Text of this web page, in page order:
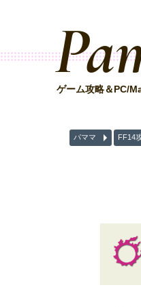
ゲーム攻略＆PC/
パママ FF14